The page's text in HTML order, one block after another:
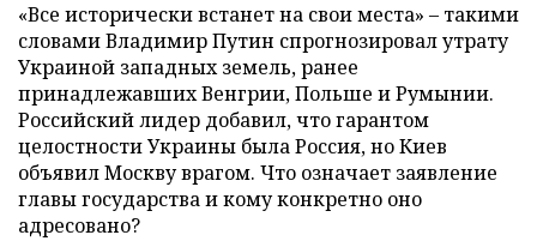
«Все исторически встанет на свои места» – такими
словами Владимир Путин спрогнозировал утрату
Украиной западных земель, ранее
принадлежавших Венгрии, Польше и Румынии.
Российский лидер добавил, что гарантом
целостности Украины была Россия, но Киев
объявил Москву врагом. Что означает заявление
главы государства и кому конкретно оно
адресовано?